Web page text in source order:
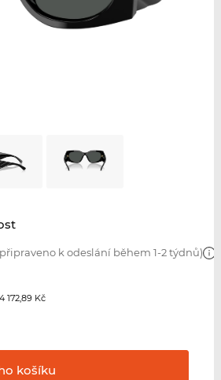
k odeslání během 1-2 týdnů)
4 172,89 Kč
košíku